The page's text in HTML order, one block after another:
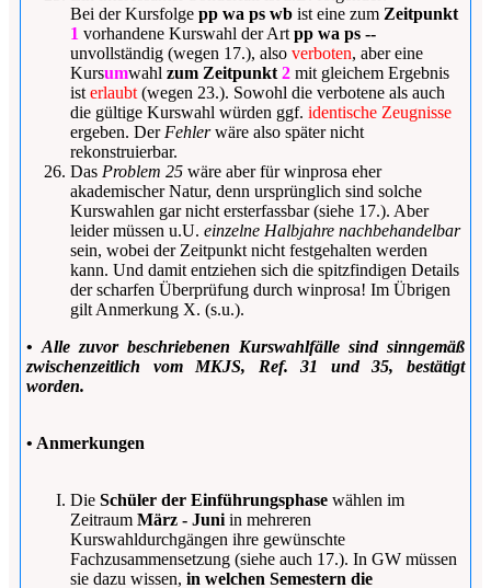
Bei der Kursfolge pp wa ps wb ist eine zum Zeitpunkt
1 vorhandene Kurswahl der Art pp wa ps --
unvollständig (wegen 17.), also verboten, aber eine
Kursumwahl zum Zeitpunkt 2 mit gleichem Ergebnis
ist erlaubt (wegen 23.). Sowohl die verbotene als auch
die gültige Kurswahl würden ggf. identische Zeugnisse
ergeben. Der Fehlerwäre also später nicht
rekonstruierbar.
Das Problem 25 wäre aber fürwinprosa eher
akademischer Natur, denn ursprünglich sind solche
Kurswahlen gar nicht ersterfassbar (siehe 17.). Aber
leider müssen u.U. einzelne Halbjahre nachbehandelbar
sein, wobei der Zeitpunkt nicht festgehalten werden
kann. Und damit entziehen sich die spitzfindigen Details
der scharfen Überprüfung durch winprosa! Im Übrigen
gilt Anmerkung X. (s.u.).
• Alle zuvor beschriebenen Kurswahlfälle sind sinngemäß
zwischenzeitlich vom MKJS, Ref. 31 und 35, bestätigt
worden.
• Anmerkungen
Die Schüler der Einführungsphase wählen im
Zeitraum März - Juni in mehreren
Kurswahldurchgängen ihre gewünschte
Fachzusammensetzung (siehe auch 17.). In GW müssen
sie dazu wissen, in welchen Semestern die